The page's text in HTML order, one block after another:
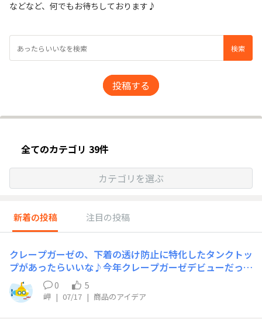
などなど、何でもお待ちしております♪
投稿する
全てのカテゴリ 39件
カテゴリを選ぶ
新着の投稿 注目の投稿
クレープガーゼの、下着の透け防止に特化したタンクトッ
プがあったらいいな♪今年クレープガーゼデビューだった
私ですが、涼しさはもちろん、生地の落ち感と着用した時
のラインの上品さにすっかりハマっております。そこで
「あったらいいな」と思ったのが、クレープガーゼの 下
着の透け対策用に着られるタンクトップです。今年、白の
0 5
岬 | 07/17 | 商品のアイデア